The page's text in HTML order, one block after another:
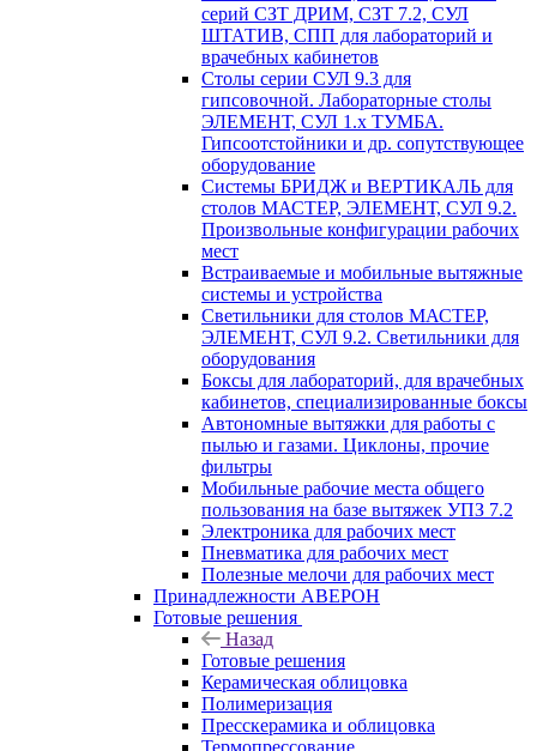
серий СЗТ ДРИМ, СЗТ 7.2, СУЛ
ШТАТИВ, СПП для лабораторий и
врачебных кабинетов
Столы серии СУЛ 9.3 для
гипсовочной. Лабораторные столы
ЭЛЕМЕНТ, СУЛ 1.х ТУМБА.
Гипсоотстойники и др. сопутствующее
оборудование
Системы БРИДЖ и ВЕРТИКАЛЬ для
столов МАСТЕР, ЭЛЕМЕНТ, СУЛ 9.2.
Произвольные конфигурации рабочих
мест
Встраиваемые и мобильные вытяжные
системы и устройства
Светильники для столов МАСТЕР,
ЭЛЕМЕНТ, СУЛ 9.2. Светильники для
оборудования
Боксы для лабораторий, для врачебных
кабинетов, специализированные боксы
Автономные вытяжки для работы с
пылью и газами. Циклоны, прочие
фильтры
Мобильные рабочие места общего
пользования на базе вытяжек УПЗ 7.2
Электроника для рабочих мест
Пневматика для рабочих мест
Полезные мелочи для рабочих мест
Принадлежности АВЕРОН
Готовые решения
Назад
Готовые решения
Керамическая облицовка
Полимеризация
Пресскерамика и облицовка
Термопрессование